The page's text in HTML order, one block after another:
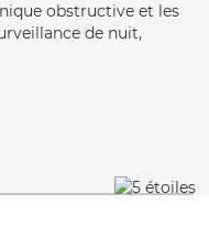
obstructive et les
de nuit,